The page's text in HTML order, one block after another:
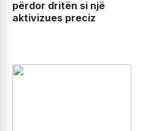
përdor dritën si një
aktivizues preciz